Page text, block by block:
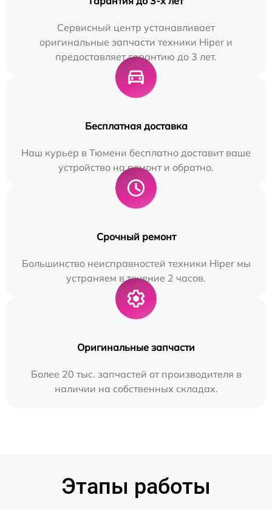
Сервисный центр устанавливает
оригинальные запчасти техники Hiper и
предоставляет гарантию до 3 лет.
Бесплатная доставка
Наш курьер в Тюмени бесплатно доставит ваше
устройство на ремонт и обратно.
Срочный ремонт
Большинство неисправностей техники Hiper мы
устраняем в течение 2 часов.
Оригинальные запчасти
Более 20 тыс. запчастей от производителя в
наличии на собственных складах.
Этапы работы